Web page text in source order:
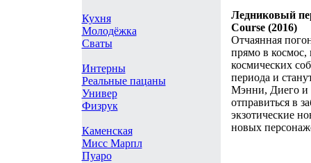
Кухня
Молодёжка
Сваты
Интерны
Реальные пацаны
Универ
Физрук
Каменская
Мисс Марпл
Пуаро
Ледниковый
Course (2016)
Отчаянная
прямо в космос,
космических
периода и
Мэнни, Диего и
отправиться в
экзотические
новых